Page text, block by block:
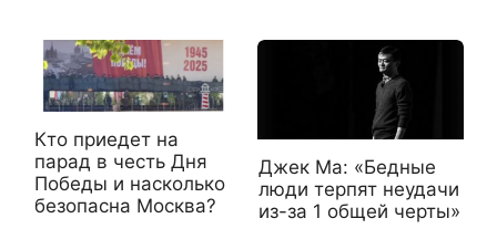
Кто приедет на
парад в честь Дня
Победы и насколько
безопасна Москва?
Джек Ма: «Бедные
люди терпят неудачи
из-за 1 общей черты»